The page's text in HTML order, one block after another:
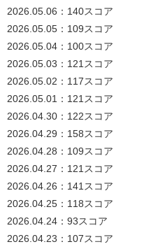
2026.05.06：140スコア
2026.05.05：109スコア
2026.05.04：100スコア
2026.05.03：121スコア
2026.05.02：117スコア
2026.05.01：121スコア
2026.04.30：122スコア
2026.04.29：158スコア
2026.04.28：109スコア
2026.04.27：121スコア
2026.04.26：141スコア
2026.04.25：118スコア
2026.04.24：93スコア
2026.04.23：107スコア